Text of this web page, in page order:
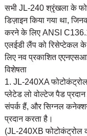
सभी JL-240 श्रृंखला के
डिज़ाइन किया गया था,
करने के लिए ANSI
एलईडी लैंप को रिसेप्टेकल
लिए नव प्रकाशित
विशेषता
1. JL-240XA
प्लेटेड लो वोल्टेज पैड
संपर्क हैं, और सिग्नल
प्रदान करता है।
(JL-240XB फोटोकंट्रोल